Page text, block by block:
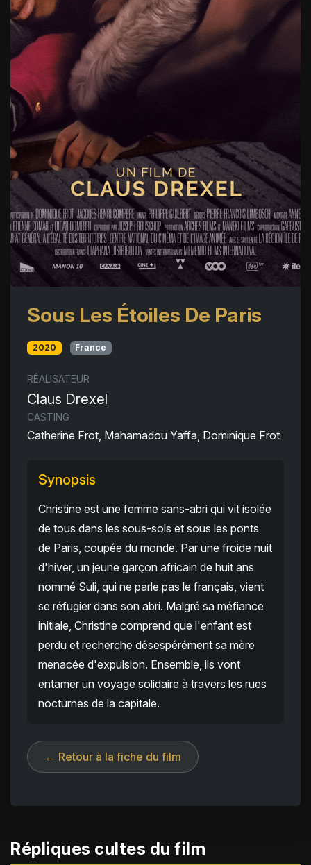
Sous Les Étoiles De Paris
2020 France
RÉALISATEUR
Claus Drexel
CASTING
Catherine Frot, Mahamadou Yaffa, Dominique Frot
Synopsis
Christine est une femme sans-abri qui vit isolée
de tous dans les sous-sols et sous les ponts
de Paris, coupée du monde. Par une froide nuit
d'hiver, un jeune garçon africain de huit ans
nommé Suli, qui ne parle pas le français, vient
se réfugier dans son abri. Malgré sa méfiance
initiale, Christine comprend que l'enfant est
perdu et recherche désespérément sa mère
menacée d'expulsion. Ensemble, ils vont
entamer un voyage solidaire à travers les rues
nocturnes de la capitale.
← Retour à la fiche du film
Répliques cultes du film